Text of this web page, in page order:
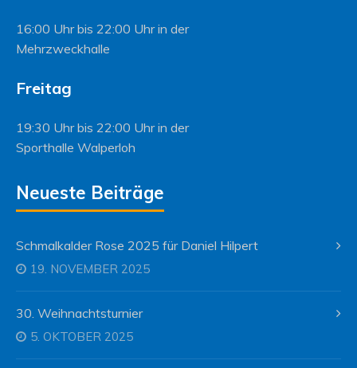
16:00 Uhr bis 22:00 Uhr in der
Mehrzweckhalle
Freitag
19:30 Uhr bis 22:00 Uhr in der
Sporthalle Walperloh
Neueste Beiträge
Schmalkalder Rose 2025 für Daniel Hilpert
19. NOVEMBER 2025
30. Weihnachtsturnier
5. OKTOBER 2025